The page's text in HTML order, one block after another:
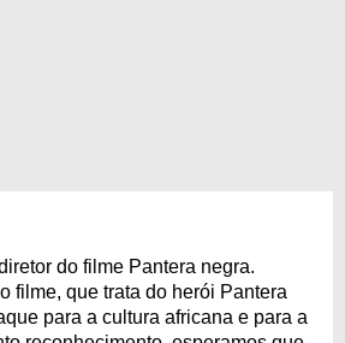
do filme Pantera negra.
filme, que trata do herói Pantera
para a cultura africana e para a